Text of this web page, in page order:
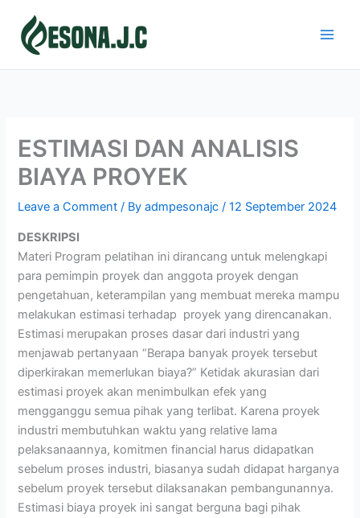
content
ESTIMASI DAN ANALISIS
BIAYA PROYEK
Leave a Comment / Byadmpesonajc/12 September 2024
DESKRIPSI
Materi Program pelatihan ini dirancang untuk melengkapi
para pemimpin proyek dan anggota proyek dengan
pengetahuan, keterampilan yang membuat mereka mampu
melakukan estimasi terhadap proyek yang direncanakan.
Estimasi merupakan proses dasar dari industri yang
menjawab pertanyaan “Berapa banyak proyek tersebut
diperkirakan memerlukan biaya?” Ketidak akurasian dari
estimasi proyek akan menimbulkan efek yang
mengganggu semua pihak yang terlibat. Karena proyek
industri membutuhkan waktu yang relative lama
pelaksanaannya, komitmen financial harus didapatkan
sebelum proses industri, biasanya sudah didapat harganya
sebelum proyek tersebut dilaksanakan pembangunannya.
Estimasi biaya proyek ini sangat berguna bagi pihak